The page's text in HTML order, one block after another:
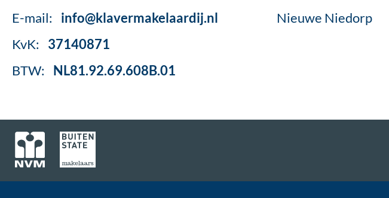
E-mail:
info@klavermakelaardij.nl
KvK:
37140871
BTW:
NL81.92.69.608B.01
Nieuwe Niedorp